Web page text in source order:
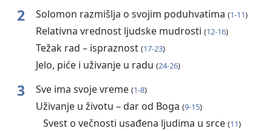
2 Solomon razmišlja o svojim poduhvatima (1-11)
Relativna vrednost ljudske mudrosti (12-16)
Težak rad – ispraznost (17-23)
Jelo, piće i uživanje u radu (24-26)
3 Sve ima svoje vreme (1-8)
Uživanje u životu – dar od Boga (9-15)
Svest o večnosti usađena ljudima u srce (11)